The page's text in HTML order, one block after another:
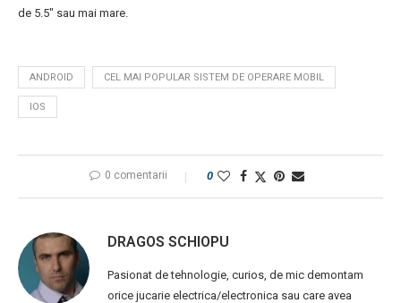
de 5.5″ sau mai mare.
ANDROID CEL MAI POPULAR SISTEM DE OPERARE MOBIL
IOS
0 comentarii 0
DRAGOS SCHIOPU
Pasionat de tehnologie, curios, de mic demontam
orice jucarie electrica/electronica sau care avea